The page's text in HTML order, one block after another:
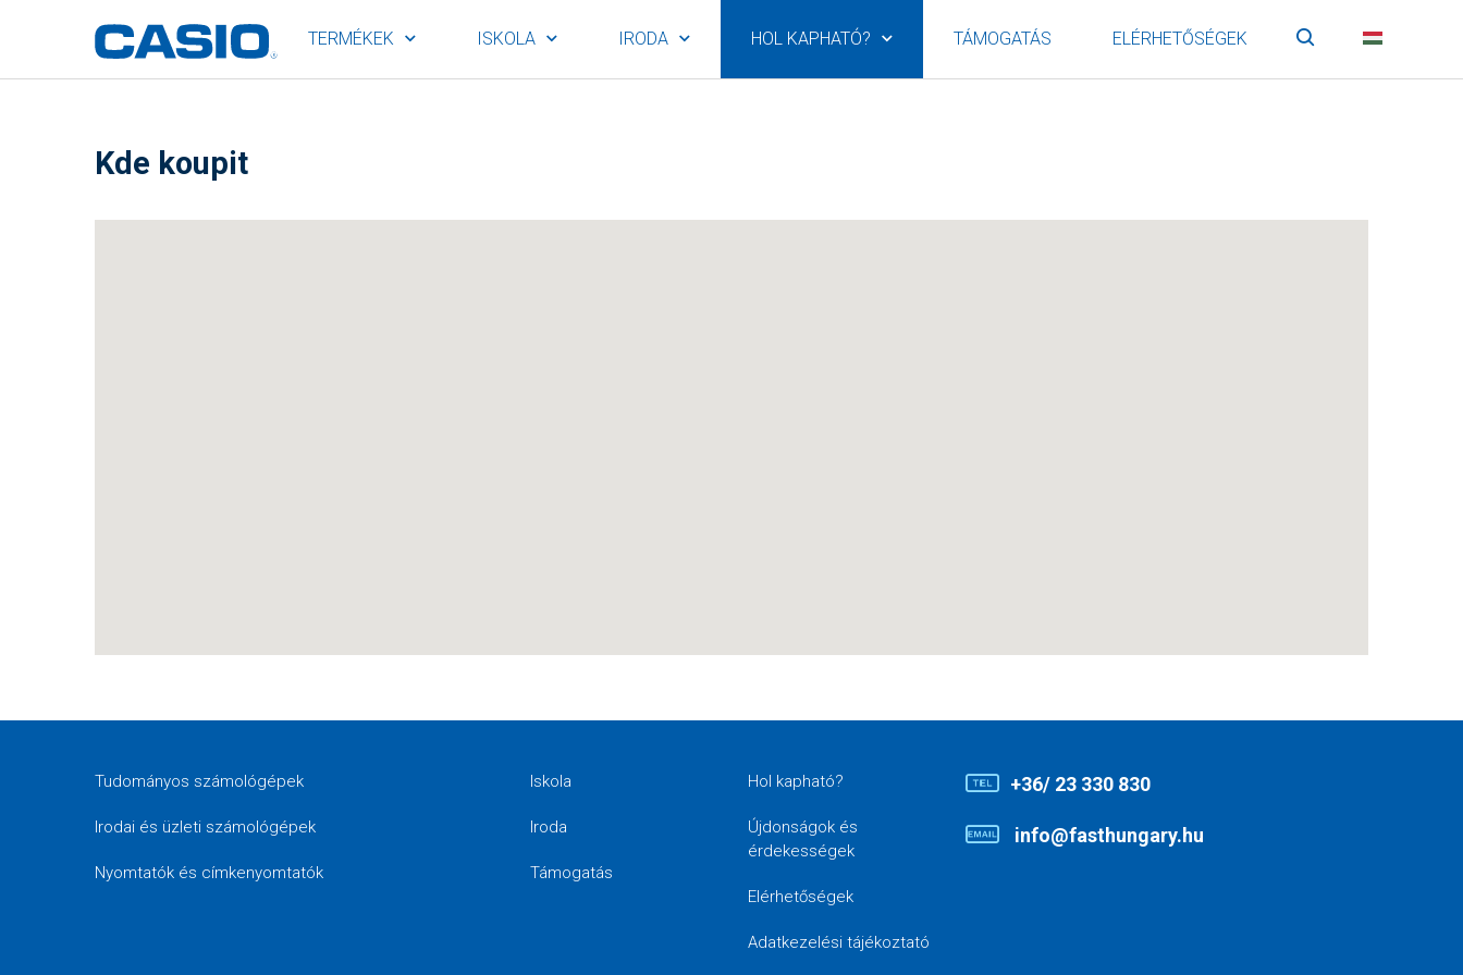
TERMÉKEK ISKOLA IRODA HOL KAPHATÓ? TÁMOGATÁS ELÉRHETŐSÉGEK Keresés
Kde koupit
Tudományos számológépek
Irodai és üzleti számológépek
Nyomtatók és címkenyomtatók
Iskola
Iroda
Támogatás
Hol kapható?
Újdonságok és
érdekességek
Elérhetőségek
Adatkezelési tájékoztató
+36/ 23 330 830
info@fasthungary.hu